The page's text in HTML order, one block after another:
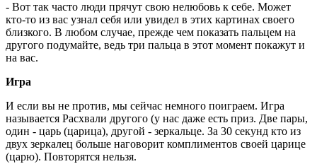
- Вот так часто люди прячут свою нелюбовь к себе. Может
кто-то из вас узнал себя или увидел в этих картинах своего
близкого. В любом случае, прежде чем показать пальцем на
другого подумайте, ведь три пальца в этот момент покажут и
на вас.
Игра
И если вы не против, мы сейчас немного поиграем. Игра
называется Расхвали другого (у нас даже есть приз. Две пары,
один - царь (царица), другой - зеркальце. За 30 секунд кто из
двух зеркалец больше наговорит комплиментов своей царице
(царю). Повторятся нельзя.